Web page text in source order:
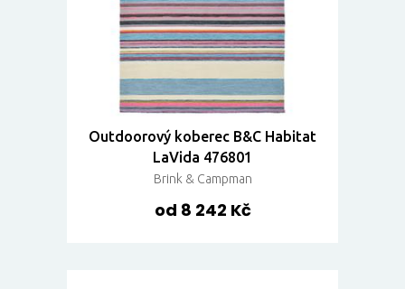
Outdoorový koberec B&C Habitat
LaVida 476801
Brink & Campman
od 8 242 Kč